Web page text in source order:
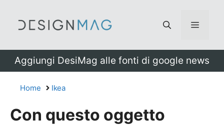
Menu
Aggiungi DesiMag alle fonti di google news
Home Ikea
Con questo oggetto